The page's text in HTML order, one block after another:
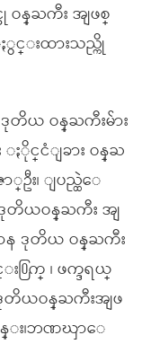
န္ႀကီး အျဖစ္
င္းထားသည္ကို
တိယ ဝန္ႀကီးမ်ား
ႏိုင္ငံျခား ဝန္ႀ
ဦး၊ ျပည္ထဲေ
တိယဝန္ႀကီး အျ
န ဒုတိယ ဝန္ႀကီး
ြက္ ၊ ဖက္ဒရယ္
တိယဝန္ႀကီးအျဖ
ကိန္း၊ဘဏၰာေ